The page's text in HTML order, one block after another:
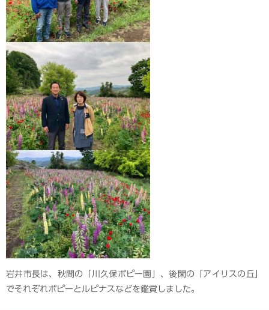
岩井市長は、秋間の「川久保ポピー園」、後閑の「アイリスの丘」
でそれぞれポピーとルピナスなどを鑑賞しました。